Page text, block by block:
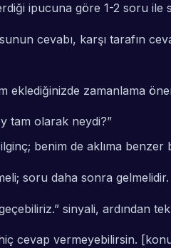
ipucuna göre 1-2 soru
cevabı, karşı tarafın
eklediğinizde zamanlama
tam olarak neydi?”
benim de aklıma
soru daha sonra
sinyali, ardından
cevap vermeyebilirsin.